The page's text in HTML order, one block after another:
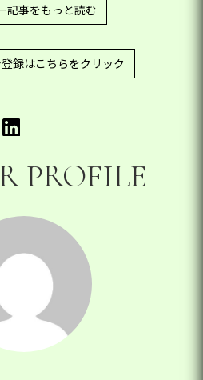
記事をもっと読む
録はこちらをクリック
PROFILE